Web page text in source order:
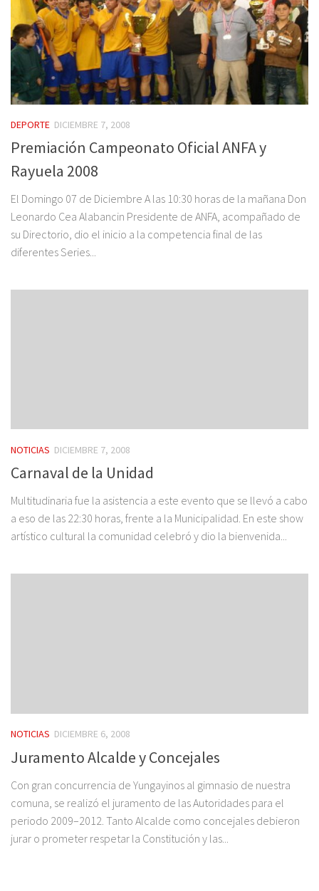
DEPORTE DICIEMBRE 7, 2008
Premiación Campeonato Oficial ANFA y
Rayuela 2008
El Domingo 07 de Diciembre A las 10:30 horas de la mañana Don
Leonardo Cea Alabancin Presidente de ANFA, acompañado de
su Directorio, dio el inicio a la competencia final de las
diferentes Series...
NOTICIAS DICIEMBRE 7, 2008
Carnaval de la Unidad
Multitudinaria fue la asistencia a este evento que se llevó a cabo
a eso de las 22:30 horas, frente a la Municipalidad. En este show
artístico cultural la comunidad celebró y dio la bienvenida...
NOTICIAS DICIEMBRE 6, 2008
Juramento Alcalde y Concejales
Con gran concurrencia de Yungayinos al gimnasio de nuestra
comuna, se realizó el juramento de las Autoridades para el
periodo 2009–2012. Tanto Alcalde como concejales debieron
jurar o prometer respetar la Constitución y las...